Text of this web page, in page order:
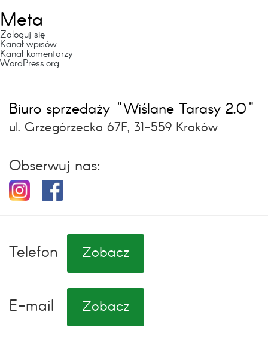
Meta
Zaloguj się
Kanał wpisów
Kanał komentarzy
WordPress.org
Biuro sprzedaży "Wiślane Tarasy 2.0"
ul. Grzegórzecka 67F, 31-559 Kraków
Obserwuj nas:
Telefon Zobacz
E-mail Zobacz